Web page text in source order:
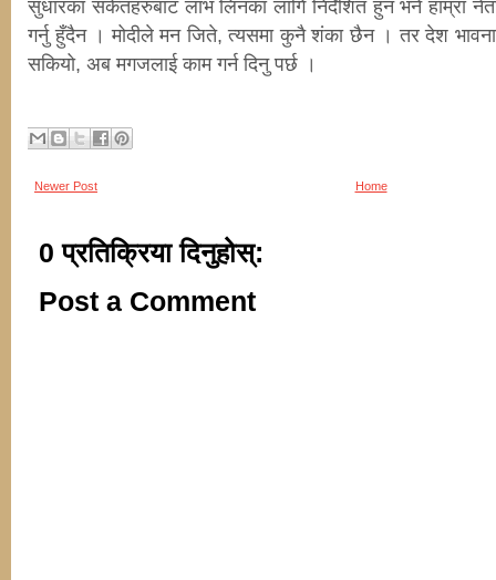
सुधारका संकेतहरुबाट लाभ लिनका लागि निर्देशित हुन भने हाम्रा
गर्नु हुँदैन । मोदीले मन जिते, त्यसमा कुनै शंका छैन । तर देश
सकियो, अब मगजलाई काम गर्न दिनु पर्छ ।
Newer Post Home
0 प्रतिक्रिया दिनुहोस्:
Post a Comment